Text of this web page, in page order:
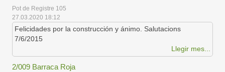
Pot de Registre 105
27.03.2020 18:12
Felicidades por la construcción y ánimo. Salutacions
7/6/2015
Llegir mes...
2/009 Barraca Roja